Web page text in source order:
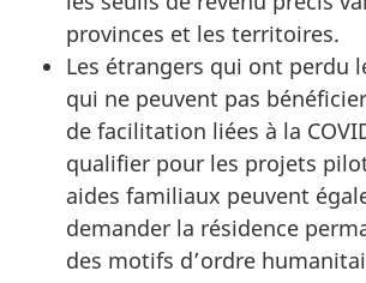
provinces et les territoires.
Les étrangers qui ont perdu
qui ne peuvent pas
de facilitation liées à la
qualifier pour les projets
aides familiaux peuvent
demander la résidence
des motifs d’ordre